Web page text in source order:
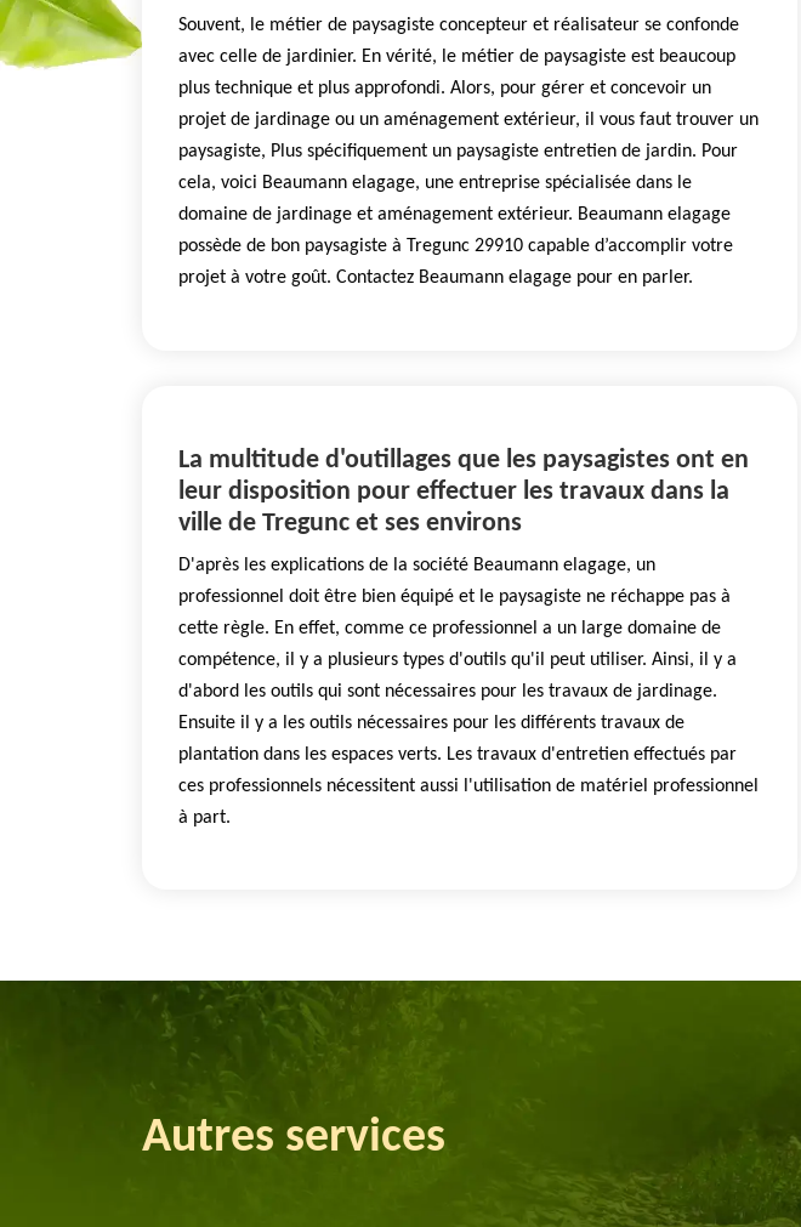
Souvent, le métier de paysagiste concepteur et réalisateur se confonde
avec celle de jardinier. En vérité, le métier de paysagiste est beaucoup
plus technique et plus approfondi. Alors, pour gérer et concevoir un
projet de jardinage ou un aménagement extérieur, il vous faut trouver un
paysagiste, Plus spécifiquement un paysagiste entretien de jardin. Pour
cela, voici Beaumann elagage, une entreprise spécialisée dans le
domaine de jardinage et aménagement extérieur. Beaumann elagage
possède de bon paysagiste à Tregunc 29910 capable d’accomplir votre
projet à votre goût. Contactez Beaumann elagage pour en parler.
La multitude d'outillages que les paysagistes ont en
leur disposition pour effectuer les travaux dans la
ville de Tregunc et ses environs
D'après les explications de la société Beaumann elagage, un
professionnel doit être bien équipé et le paysagiste ne réchappe pas à
cette règle. En effet, comme ce professionnel a un large domaine de
compétence, il y a plusieurs types d'outils qu'il peut utiliser. Ainsi, il y a
d'abord les outils qui sont nécessaires pour les travaux de jardinage.
Ensuite il y a les outils nécessaires pour les différents travaux de
plantation dans les espaces verts. Les travaux d'entretien effectués par
ces professionnels nécessitent aussi l'utilisation de matériel professionnel
à part.
Autres services